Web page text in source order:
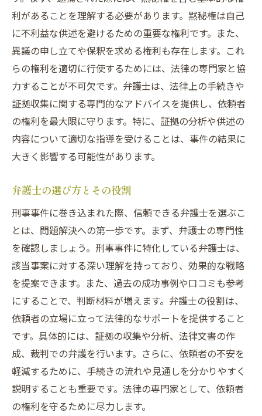
利があることを理解する必要があります。黙秘権は自己
に不利益な供述を避けるための重要な権利です。また、
異議の申し立てや保釈を求める権利も存在します。これ
らの権利を適切に行使するためには、法律の専門家と協
力することが不可欠です。弁護士は、法律上の手続きや
証拠収集に関する専門的なアドバイスを提供し、依頼者
の権利を最大限に守ります。特に、証拠の分析や供述の
内容について適切な指導を受けることは、事件の結果に
大きく影響する可能性があります。
弁護士の選び方とその役割
刑事事件に巻き込まれた際、信頼できる弁護士を選ぶこ
とは、問題解決への第一歩です。まず、弁護士の専門性
を確認しましょう。刑事事件に特化している弁護士は、
該当事案に対する深い理解を持っており、効果的な戦略
を提案できます。また、過去の成功事例や口コミも参考
にすることで、判断材料が増えます。弁護士の役割は、
依頼者の立場に立って法律的なサポートを提供すること
です。具体的には、証拠の収集や分析、法律文書の作
成、裁判での弁護を行います。さらに、依頼者の不安を
軽減するために、手続きの流れや見通しを分かりやすく
説明することも重要です。法律の専門家として、依頼者
の権利を守るために尽力します。